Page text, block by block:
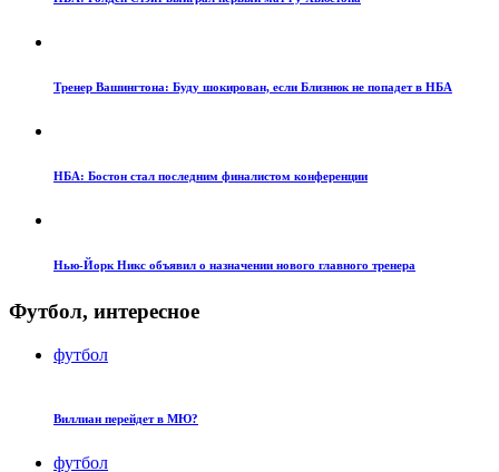
Тренер Вашингтона: Буду шокирован, если Близнюк не попадет в НБА
НБА: Бостон стал последним финалистом конференции
Нью-Йорк Никс объявил о назначении нового главного тренера
Футбол, интересное
футбол
Виллиан перейдет в МЮ?
футбол